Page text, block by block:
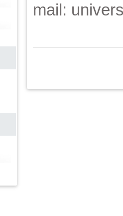
mail: